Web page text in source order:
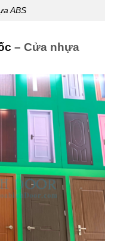
ABS
– Cửa nhựa